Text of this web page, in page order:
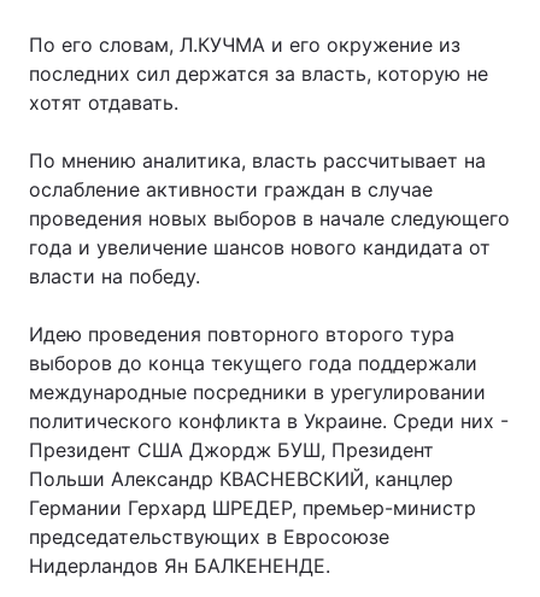
Відео з Youtube
Інтерв'ю Думки
Архів Вакансії
Контакти
Тема оформлення
По его словам, Л.КУЧМА и его окружение из
последних сил держатся за власть, которую не
хотят отдавать.
По мнению аналитика, власть рассчитывает на
ослабление активности граждан в случае
проведения новых выборов в начале следующего
года и увеличение шансов нового кандидата от
власти на победу.
Идею проведения повторного второго тура
выборов до конца текущего года поддержали
международные посредники в урегулировании
политического конфликта в Украине. Среди них -
Президент США Джордж БУШ, Президент
Польши Александр КВАСНЕВСКИЙ, канцлер
Германии Герхард ШРЕДЕР, премьер-министр
председательствующих в Евросоюзе
Нидерландов Ян БАЛКЕНЕНДЕ.